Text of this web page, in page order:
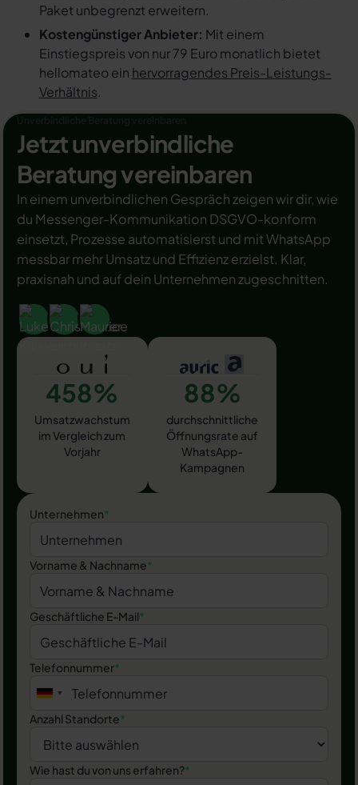
Paket unbegrenzt erweitern.
Kostengünstiger Anbieter: Mit einem
Einstiegspreis von nur 79 Euro monatlich bietet
hellomateo ein hervorragendes Preis-Leistungs-
Verhältnis.
Jetzt unverbindliche
Beratung vereinbaren
In einem unverbindlichen Gespräch zeigen wir dir, wie
du Messenger-Kommunikation DSGVO-konform
einsetzt, Prozesse automatisierst und mit WhatsApp
messbar mehr Umsatz und Effizienz erzielst. Klar,
praxisnah und auf dein Unternehmen zugeschnitten.
458%
Umsatzwachstum
im Vergleich zum
Vorjahr
88%
durchschnittliche
Öffnungsrate auf
WhatsApp-
Kampagnen
Unternehmen*
Vorname & Nachname*
Geschäftliche E-Mail*
Telefonnummer*
Anzahl Standorte*
Wie hast du von uns erfahren?*